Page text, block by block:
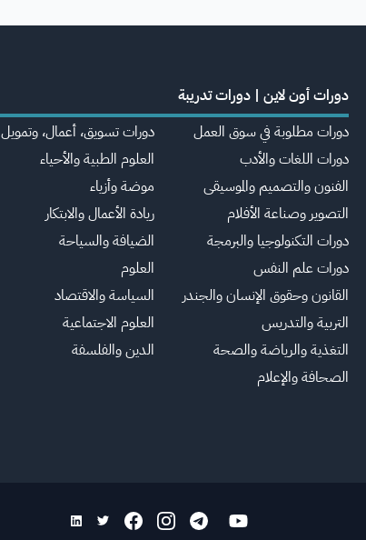
دورات أون لاين | دورات تدريبة
دورات مطلوبة في سوق العمل
دورات اللغات والأدب
الفنون والتصميم والموسيقى
التصوير وصناعة الأفلام
دورات التكنولوجيا والبرمجة
دورات علم النفس
القانون وحقوق الإنسان والجندر
التربية والتدريس
التغذية والرياضة والصحة
الصحافة والإعلام
دورات تسويق، أعمال، وتمويل
العلوم الطبية والأحياء
موضة وأزياء
ريادة الأعمال والابتكار
الضيافة والسياحة
العلوم
السياسة والاقتصاد
العلوم الاجتماعية
الدين والفلسفة